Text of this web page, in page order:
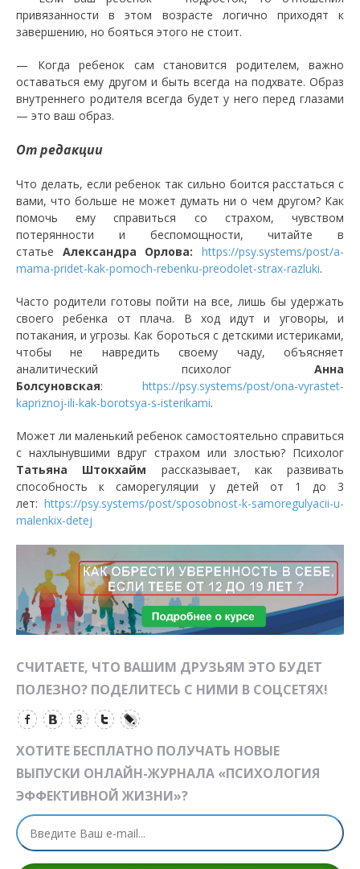
привязанности в этом возрасте логично приходят к
завершению, но бояться этого не стоит.
— Когда ребенок сам становится родителем, важно
оставаться ему другом и быть всегда на подхвате. Образ
внутреннего родителя всегда будет у него перед глазами
— это ваш образ.
От редакции
Что делать, если ребенок так сильно боится расстаться с
вами, что больше не может думать ни о чем другом? Как
помочь ему справиться со страхом, чувством
потерянности и беспомощности, читайте в
статье Александра Орлова:https://psy.systems/post/a-
mama-pridet-kak-pomoch-rebenku-preodolet-strax-razluki.
Часто родители готовы пойти на все, лишь бы удержать
своего ребенка от плача. В ход идут и уговоры, и
потакания, и угрозы. Как бороться с детскими истериками,
чтобы не навредить своему чаду, объясняет
аналитический психолог Анна
Болсуновская: https://psy.systems/post/ona-vyrastet-
kapriznoj-ili-kak-borotsya-s-isterikami.
Может ли маленький ребенок самостоятельно справиться
с нахлынувшими вдруг страхом или злостью? Психолог
Татьяна Штокхайм рассказывает, как развивать
способность к саморегуляции у детей от 1 до 3
лет: https://psy.systems/post/sposobnost-k-samoregulyacii-u-
malenkix-detej
СЧИТАЕТЕ, ЧТО ВАШИМ ДРУЗЬЯМ ЭТО БУДЕТ
ПОЛЕЗНО? ПОДЕЛИТЕСЬ С НИМИ В СОЦСЕТЯХ!
ХОТИТЕ БЕСПЛАТНО ПОЛУЧАТЬ НОВЫЕ
ВЫПУСКИ ОНЛАЙН-ЖУРНАЛА «ПСИХОЛОГИЯ
ЭФФЕКТИВНОЙ ЖИЗНИ»?